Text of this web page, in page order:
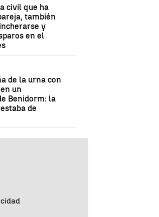
civil que ha
también
y
en el
de la urna con
un
Benidorm: la
de